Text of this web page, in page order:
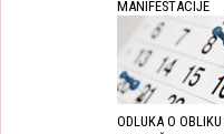
MANIFESTACIJE
ODLUKA O